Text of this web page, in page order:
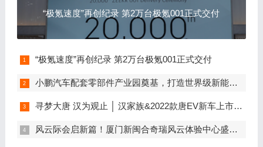
“极氪速度”再创纪录 第2万台极氪001正式交付
“极氪速度”再创纪录 第2万台极氪001正式交付
小鹏汽车配套零部件产业园奠基，打造世界级新能源智能汽车集群
寻梦大唐 汉为观止 │ 汉家族&2022款唐EV新车上市发布会，敬请期待！
风云际会启新篇！厦门新闽合奇瑞风云体验中心盛大开业